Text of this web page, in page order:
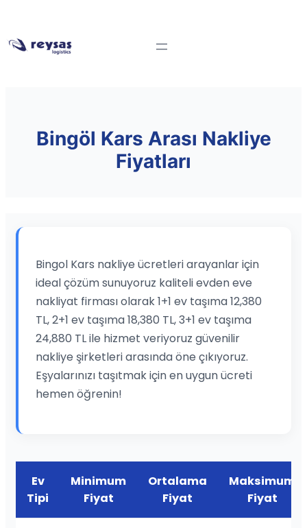
Bingöl Kars Arası Nakliye
Fiyatları
Bingol Kars nakliye ücretleri arayanlar için
ideal çözüm sunuyoruz kaliteli evden eve
nakliyat firması olarak 1+1 ev taşıma 12,380
TL, 2+1 ev taşıma 18,380 TL, 3+1 ev taşıma
24,880 TL ile hizmet veriyoruz güvenilir
nakliye şirketleri arasında öne çıkıyoruz.
Eşyalarınızı taşıtmak için en uygun ücreti
hemen öğrenin!
Ev
Tipi
Minimum
Fiyat
Ortalama
Fiyat
Maksimum
Fiyat